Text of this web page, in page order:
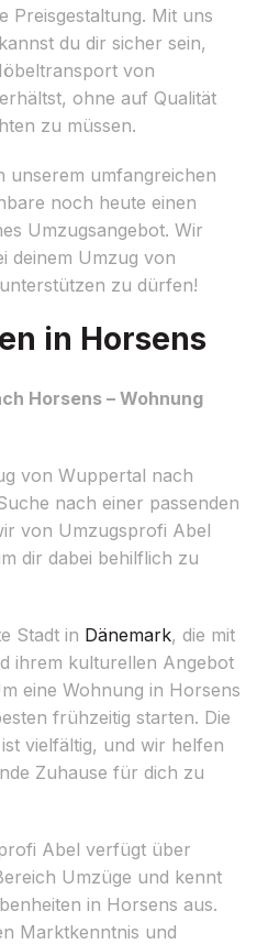
Preisgestaltung. Mit uns
du dir sicher sein,
von
ohne auf Qualität
zu müssen.
unserem umfangreichen
noch heute einen
Umzugsangebot. Wir
deinem Umzug von
zu dürfen!
in Horsens
Horsens – Wohnung
von Wuppertal nach
nach einer passenden
von Umzugsprofi Abel
dir dabei behilflich zu
Stadt in Dänemark, die mit
ihrem kulturellen Angebot
eine Wohnung in Horsens
frühzeitig starten. Die
vielfältig, und wir helfen
Zuhause für dich zu
Abel verfügt über
Umzüge und kennt
in Horsens aus.
Marktkenntnis und